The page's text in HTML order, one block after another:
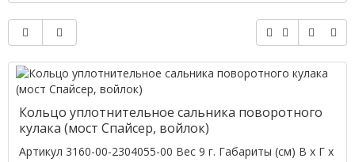
Кольцо уплотнительное сальника поворотного
кулака (мост Спайсер, войлок)
Артикул 3160-00-2304055-00 Вес 9 г. Габариты (см) В х Г х